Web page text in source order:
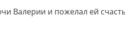
Валерии и пожелал ей